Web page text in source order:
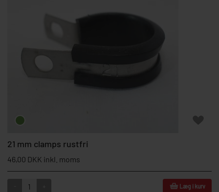
21 mm clamps rustfri
46,00 DKK inkl. moms
Læg i kurv